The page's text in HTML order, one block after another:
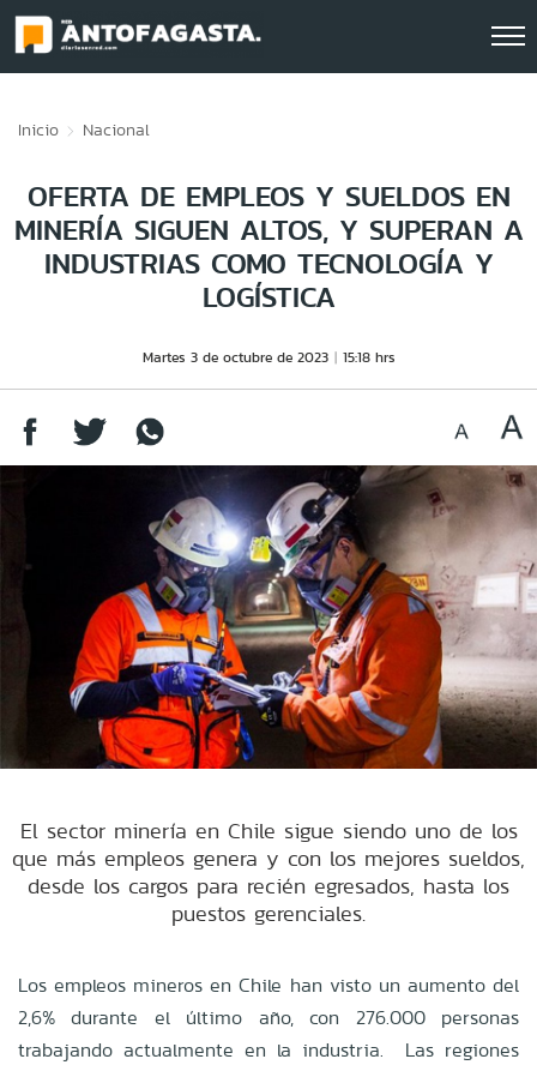
Inicio Nacional
OFERTA DE EMPLEOS Y SUELDOS EN
MINERÍA SIGUEN ALTOS, Y SUPERAN A
INDUSTRIAS COMO TECNOLOGÍA Y
LOGÍSTICA
Martes 3 de octubre de 2023 15:18 hrs
El sector minería en Chile sigue siendo uno de los
que más empleos genera y con los mejores sueldos,
desde los cargos para recién egresados, hasta los
puestos gerenciales.
Los empleos mineros en Chile han visto un aumento del
2,6% durante el último año, con 276.000 personas
trabajando actualmente en la industria. Las regiones